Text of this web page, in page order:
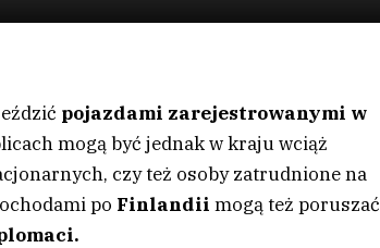
pojazdami zarejestrowanymi w
mogą być jednak w kraju wciąż
czy też osoby zatrudnione na
po Finlandiimogą też poruszać